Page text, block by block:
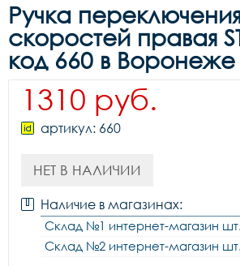
Ручка
скоростей правая
код 660 в Воронеже
1310 руб.
артикул: 660
НЕТ В НАЛИЧИИ
Наличие в магазинах:
Склад №1 интернет-магазин шт.
Склад №2 интернет-магазин шт.